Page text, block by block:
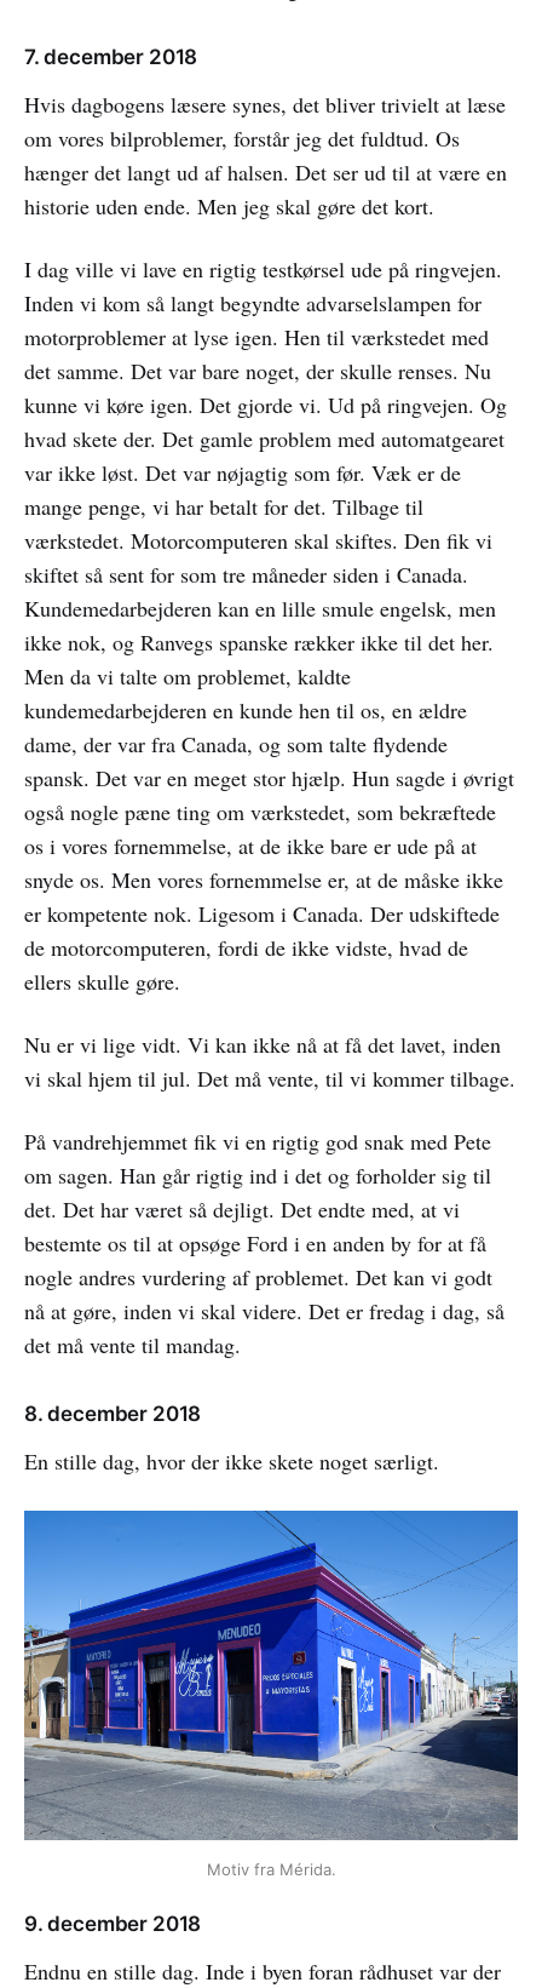
7. december 2018
Hvis dagbogens læsere synes, det bliver trivielt at læse
om vores bilproblemer, forstår jeg det fuldtud. Os
hænger det langt ud af halsen. Det ser ud til at være en
historie uden ende. Men jeg skal gøre det kort.
I dag ville vi lave en rigtig testkørsel ude på ringvejen.
Inden vi kom så langt begyndte advarselslampen for
motorproblemer at lyse igen. Hen til værkstedet med
det samme. Det var bare noget, der skulle renses. Nu
kunne vi køre igen. Det gjorde vi. Ud på ringvejen. Og
hvad skete der. Det gamle problem med automatgearet
var ikke løst. Det var nøjagtig som før. Væk er de
mange penge, vi har betalt for det. Tilbage til
værkstedet. Motorcomputeren skal skiftes. Den fik vi
skiftet så sent for som tre måneder siden i Canada.
Kundemedarbejderen kan en lille smule engelsk, men
ikke nok, og Ranvegs spanske rækker ikke til det her.
Men da vi talte om problemet, kaldte
kundemedarbejderen en kunde hen til os, en ældre
dame, der var fra Canada, og som talte flydende
spansk. Det var en meget stor hjælp. Hun sagde i øvrigt
også nogle pæne ting om værkstedet, som bekræftede
os i vores fornemmelse, at de ikke bare er ude på at
snyde os. Men vores fornemmelse er, at de måske ikke
er kompetente nok. Ligesom i Canada. Der udskiftede
de motorcomputeren, fordi de ikke vidste, hvad de
ellers skulle gøre.
Nu er vi lige vidt. Vi kan ikke nå at få det lavet, inden
vi skal hjem til jul. Det må vente, til vi kommer tilbage.
På vandrehjemmet fik vi en rigtig god snak med Pete
om sagen. Han går rigtig ind i det og forholder sig til
det. Det har været så dejligt. Det endte med, at vi
bestemte os til at opsøge Ford i en anden by for at få
nogle andres vurdering af problemet. Det kan vi godt
nå at gøre, inden vi skal videre. Det er fredag i dag, så
det må vente til mandag.
8. december 2018
En stille dag, hvor der ikke skete noget særligt.
Motiv fra Mérida.
9. december 2018
Endnu en stille dag. Inde i byen foran rådhuset var der